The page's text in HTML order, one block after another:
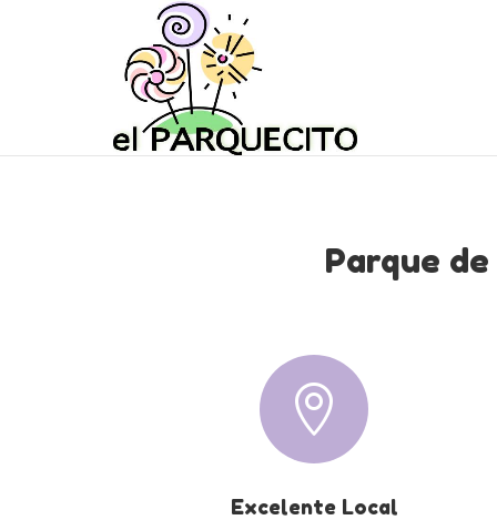
Parque

Excelente Local